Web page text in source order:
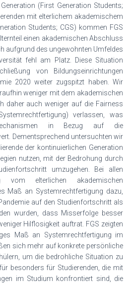
(First Generation Students;
mit elterlichem akademischem
Students; CGS) kommen FGS
einen akademischen Abschluss
aufgrund des ungewohnten Umfeldes
fehl am Platz. Diese Situation
von Bildungseinrichtungen
2020 weiter zugspitzt haben. Wir
weniger mit dem akademischen
daher auch weniger auf die Fairness
verlassen, was
in Bezug auf die
Dementsprechend untersuchten wir
der kontinuierlichen Generation
nutzen, mit der Bedrohung durch
umzugehen. Bei allen
vom elterlichen akademischen
Maß an Systemrechtfertigung dazu,
auf den Studienfortschritt als
wurden, dass Misserfolge besser
Hilflosigkeit auftrat. FGS zeigten
Maß an Systemrechtfertigung im
sich mehr auf konkrete persönliche
um die bedrohliche Situation zu
besonders für Studierenden, die mit
im Studium konfrontiert sind, die